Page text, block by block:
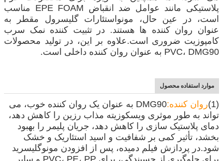
پلاستیکی مانند عوامل ضد انقباض EPE FOAM مناسب
است، در عین حال، مونواستئارات گلیسرول مقطر به
عنوان روان کننده ها هستند. در تثبیت کننده نمک سرب
کامپوزیت ضروری است.علاوه بر این، در تولید محصولات
PVC، DMG90 به عنوان روان کننده داخلی است.
موارد استفاده محصول
(1) روان کننده:
DMG90 به عنوان یک روان کننده خوب، می
تواند به طور موثری ویسکوزیته مذاب رزین را کاهش دهد،
دمای پلاستیک سازی را کاهش دهد، جریان پلیمر را بهبود
بخشد، تأثیر کمی بر شفافیت و اسید استئاریک و خشک
شود.در پردازش فیلم دمیده، پس از افزودن مونوگلیسرید
برای جلوگیری از چسبندگی، برای PVC، PE، PP و سایر